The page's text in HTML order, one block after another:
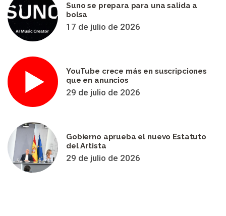
Suno se prepara para una salida a
bolsa
17 de julio de 2026
YouTube crece más en suscripciones
que en anuncios
29 de julio de 2026
Gobierno aprueba el nuevo Estatuto
del Artista
29 de julio de 2026